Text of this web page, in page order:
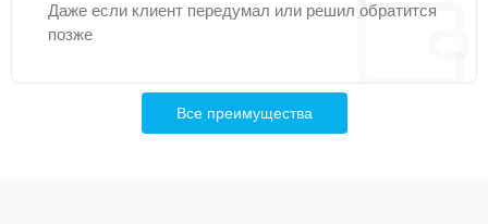
Даже если клиент передумал или решил обратится
позже
Все преимущества